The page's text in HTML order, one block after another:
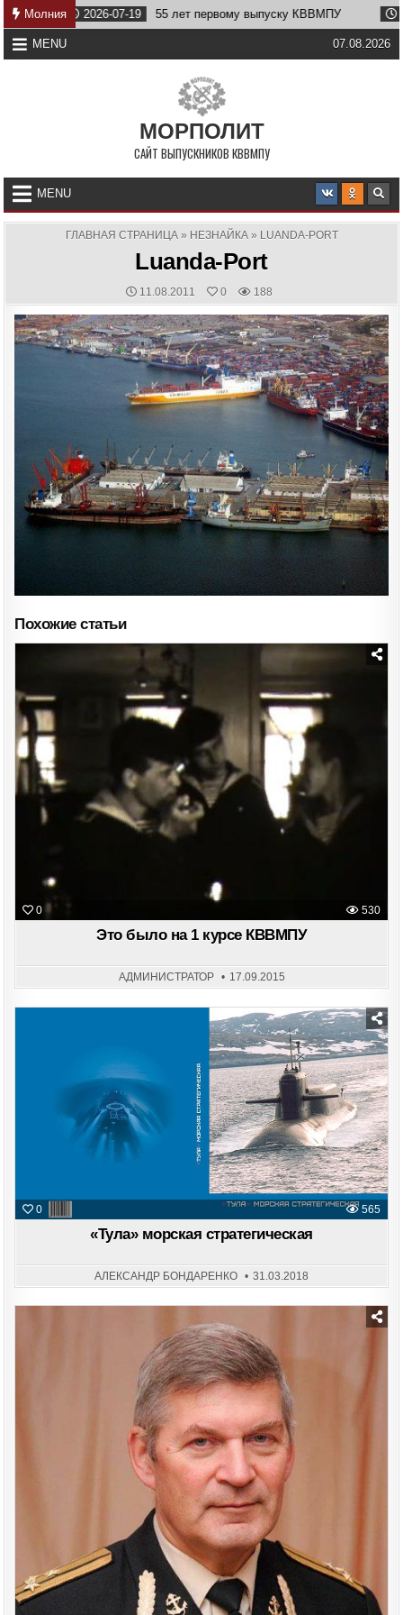
Skip
to
content
Молния
2026-07-19 55 лет первому выпуску КВВМПУ 2026-
MENU 07.08.2026
МОРПОЛИТ
САЙТ ВЫПУСКНИКОВ КВВМПУ
MENU
ГЛАВНАЯ СТРАНИЦА» НЕЗНАЙКА» LUANDA-PORT
Luanda-Port
PUBLISHED
DATE:
11.08.2011 0 188
Похожие статьи
0 530
Posted
in
Это было на 1 курсе КВВМПУ
АДМИНИСТРАТОР 17.09.2015
0 565
«Тула» морская стратегическая
АЛЕКСАНДР БОНДАРЕНКО 31.03.2018